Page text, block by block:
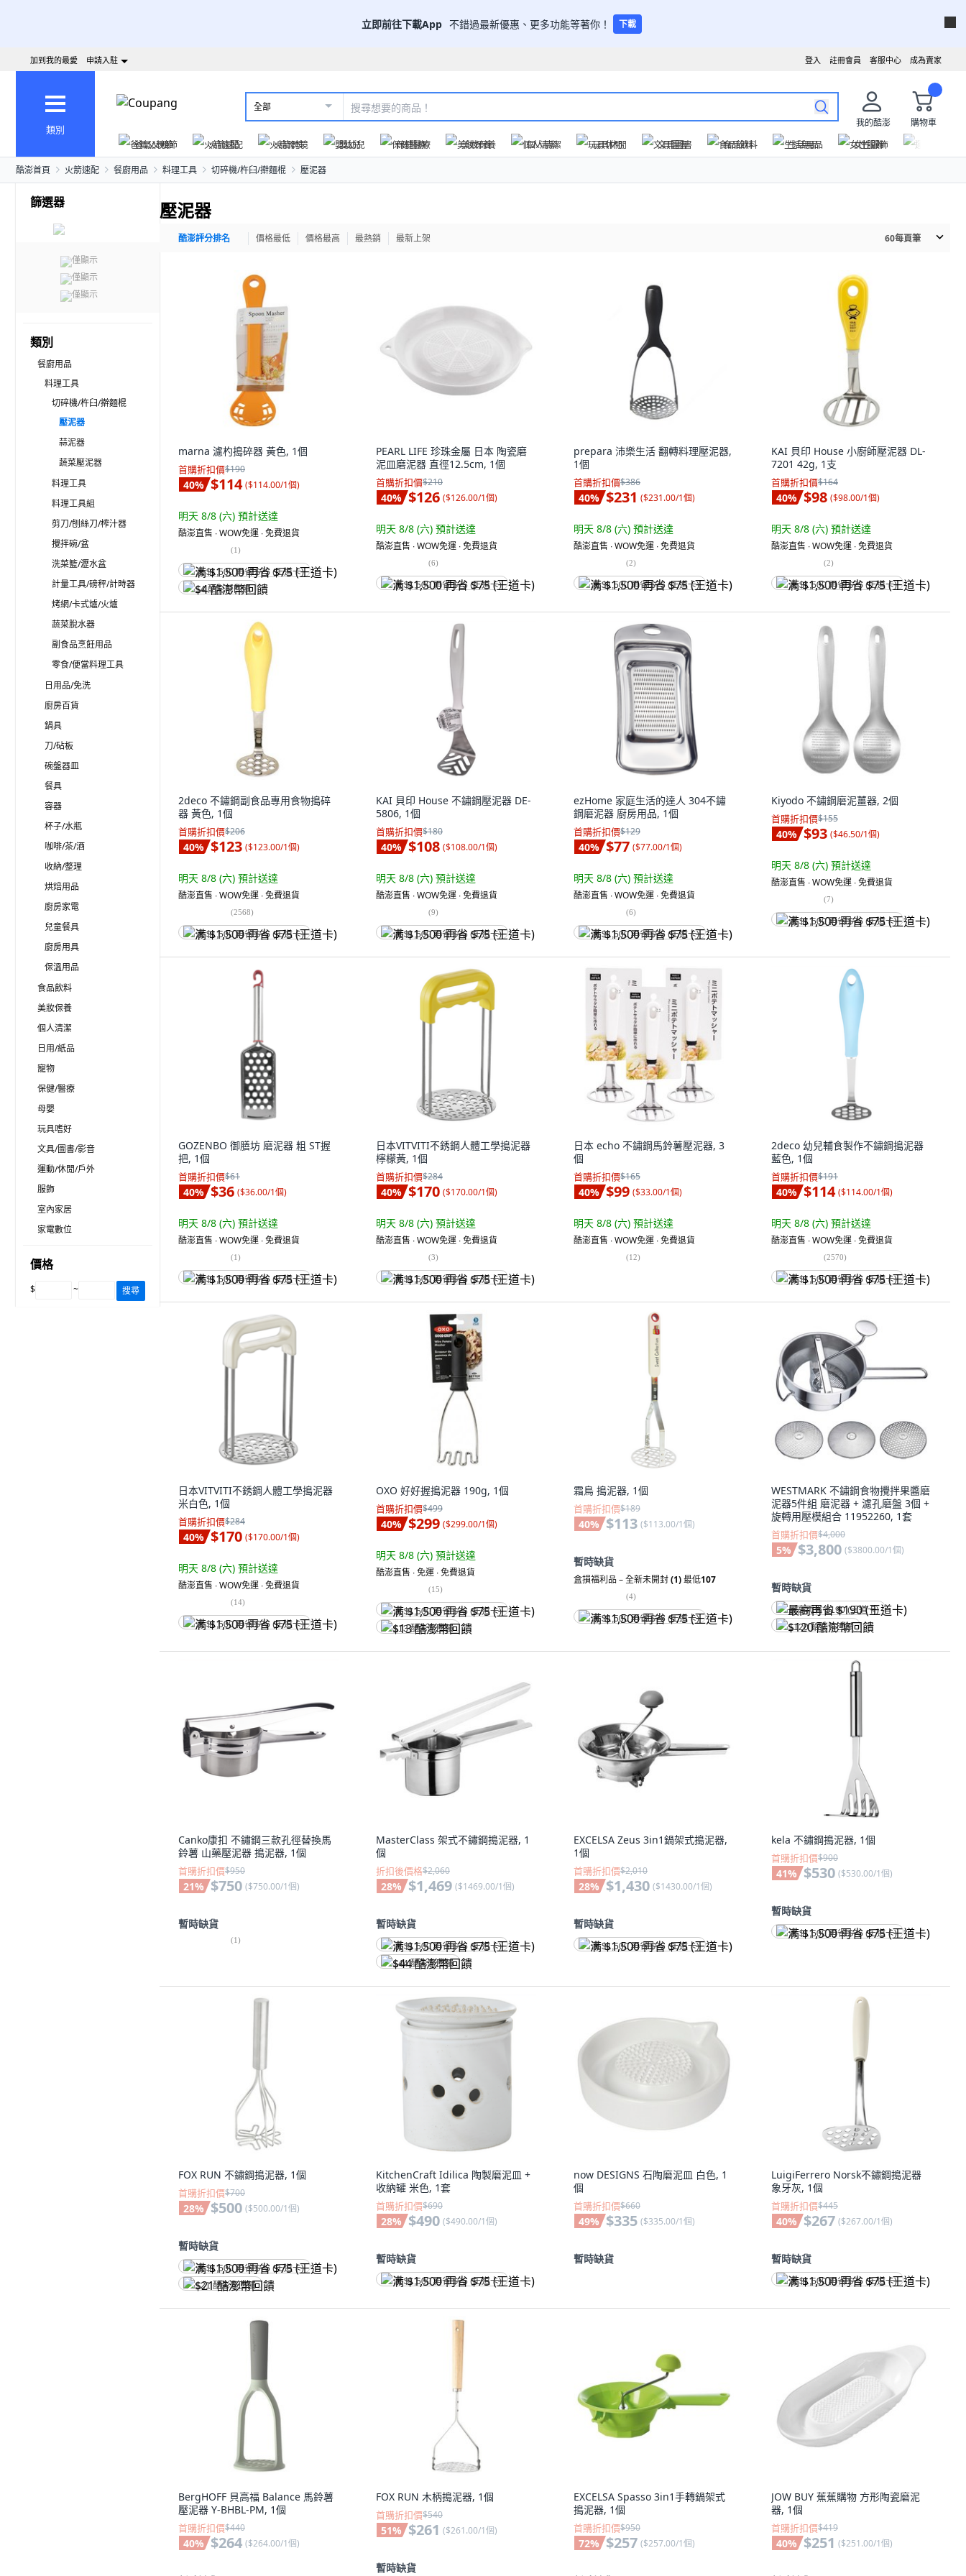
立即前往下載App 不錯過最新優惠、更多功能等著你！ 下載
成為賣家
客服中心
註冊會員
登入
加到我的最愛 申請入駐
類別
全部
我的酷澎
購物車
爸氣父親節
火箭速配 火箭跨境 嬰幼兒 保健醫療 美妝保養 個人清潔 玩具休閒 文具圖書 食品飲料 生活用品 女性服飾
酷澎首頁 火箭速配 餐廚用品 料理工具 切碎機/杵臼/擀麵棍 壓泥器
篩選器
僅顯示
僅顯示
僅顯示
類別
餐廚用品
料理工具
切碎機/杵臼/擀麵棍
壓泥器
蒜泥器
蔬菜壓泥器
料理工具
料理工具組
剪刀/刨絲刀/榨汁器
攪拌碗/盆
洗菜籃/瀝水盆
計量工具/磅秤/計時器
烤網/卡式爐/火爐
蔬菜脫水器
副食品烹飪用品
零食/便當料理工具
日用品/免洗
廚房百貨
鍋具
刀/砧板
碗盤器皿
餐具
容器
杯子/水瓶
咖啡/茶/酒
收納/整理
烘焙用品
廚房家電
兒童餐具
廚房用具
保溫用品
食品飲料
美妝保養
個人清潔
日用/紙品
寵物
保健/醫療
母嬰
玩具嗜好
文具/圖書/影音
運動/休閒/戶外
服飾
室內家居
家電數位
價格
$ ~ 搜尋
壓泥器
酷澎評分排名 價格最低 價格最高 最熱銷 最新上架 60每頁筆
marna 濾杓搗碎器 黃色, 1個
首購折扣價$190
40% $114 ($114.00/1個)
明天 8/8 (六) 預計送達
酷澎直售 ∙ WOW免運 ∙ 免費退貨
(1)
满 $1,500 再省 $75 (王道卡)
$4 酷澎幣回饋
PEARL LIFE 珍珠金屬 日本 陶瓷磨
泥皿磨泥器 直徑12.5cm, 1個
首購折扣價$210
40% $126 ($126.00/1個)
明天 8/8 (六) 預計送達
酷澎直售 ∙ WOW免運 ∙ 免費退貨
(6)
满 $1,500 再省 $75 (王道卡)
prepara 沛樂生活 翻轉料理壓泥器,
1個
首購折扣價$386
40% $231 ($231.00/1個)
明天 8/8 (六) 預計送達
酷澎直售 ∙ WOW免運 ∙ 免費退貨
(2)
满 $1,500 再省 $75 (王道卡)
KAI 貝印 House 小廚師壓泥器 DL-
7201 42g, 1支
首購折扣價$164
40% $98 ($98.00/1個)
明天 8/8 (六) 預計送達
酷澎直售 ∙ WOW免運 ∙ 免費退貨
(2)
满 $1,500 再省 $75 (王道卡)
2deco 不鏽鋼副食品專用食物搗碎
器 黃色, 1個
首購折扣價$206
40% $123 ($123.00/1個)
明天 8/8 (六) 預計送達
酷澎直售 ∙ WOW免運 ∙ 免費退貨
(2568)
满 $1,500 再省 $75 (王道卡)
KAI 貝印 House 不鏽鋼壓泥器 DE-
5806, 1個
首購折扣價$180
40% $108 ($108.00/1個)
明天 8/8 (六) 預計送達
酷澎直售 ∙ WOW免運 ∙ 免費退貨
(9)
满 $1,500 再省 $75 (王道卡)
ezHome 家庭生活的達人 304不鏽
鋼磨泥器 廚房用品, 1個
首購折扣價$129
40% $77 ($77.00/1個)
明天 8/8 (六) 預計送達
酷澎直售 ∙ WOW免運 ∙ 免費退貨
(6)
满 $1,500 再省 $75 (王道卡)
Kiyodo 不鏽鋼磨泥薑器, 2個
首購折扣價$155
40% $93 ($46.50/1個)
明天 8/8 (六) 預計送達
酷澎直售 ∙ WOW免運 ∙ 免費退貨
(7)
满 $1,500 再省 $75 (王道卡)
GOZENBO 御膳坊 磨泥器 粗 ST握
把, 1個
首購折扣價$61
40% $36 ($36.00/1個)
明天 8/8 (六) 預計送達
酷澎直售 ∙ WOW免運 ∙ 免費退貨
(1)
满 $1,500 再省 $75 (王道卡)
日本VITVITI不銹鋼人體工學搗泥器
檸檬黃, 1個
首購折扣價$284
40% $170 ($170.00/1個)
明天 8/8 (六) 預計送達
酷澎直售 ∙ WOW免運 ∙ 免費退貨
(3)
满 $1,500 再省 $75 (王道卡)
日本 echo 不鏽鋼馬鈴薯壓泥器, 3
個
首購折扣價$165
40% $99 ($33.00/1個)
明天 8/8 (六) 預計送達
酷澎直售 ∙ WOW免運 ∙ 免費退貨
(12)
2deco 幼兒輔食製作不鏽鋼搗泥器
藍色, 1個
首購折扣價$191
40% $114 ($114.00/1個)
明天 8/8 (六) 預計送達
酷澎直售 ∙ WOW免運 ∙ 免費退貨
(2570)
满 $1,500 再省 $75 (王道卡)
日本VITVITI不銹鋼人體工學搗泥器
米白色, 1個
首購折扣價$284
40% $170 ($170.00/1個)
明天 8/8 (六) 預計送達
酷澎直售 ∙ WOW免運 ∙ 免費退貨
(14)
满 $1,500 再省 $75 (王道卡)
OXO 好好握搗泥器 190g, 1個
首購折扣價$499
40% $299 ($299.00/1個)
明天 8/8 (六) 預計送達
酷澎直售 ∙ 免運 ∙ 免費退貨
(15)
满 $1,500 再省 $75 (王道卡)
$13 酷澎幣回饋
霜鳥 搗泥器, 1個
首購折扣價$189
40% $113 ($113.00/1個)
暫時缺貨
盒損福利品 – 全新未開封(1)最低107
(4)
满 $1,500 再省 $75 (王道卡)
WESTMARK 不鏽鋼食物攪拌果醬磨
泥器5件組 磨泥器 + 濾孔磨盤 3個 +
旋轉用壓模組合 11952260, 1套
首購折扣價$4,000
5% $3,800 ($3800.00/1個)
暫時缺貨
最高再省 $190 (王道卡)
$120 酷澎幣回饋
Canko康扣 不鏽鋼三款孔徑替換馬
鈴薯 山藥壓泥器 搗泥器, 1個
首購折扣價$950
21% $750 ($750.00/1個)
暫時缺貨
(1)
MasterClass 架式不鏽鋼搗泥器, 1
個
折扣後價格$2,060
28% $1,469 ($1469.00/1個)
暫時缺貨
满 $1,500 再省 $75 (王道卡)
$44 酷澎幣回饋
EXCELSA Zeus 3in1鍋架式搗泥器,
1個
首購折扣價$2,010
28% $1,430 ($1430.00/1個)
暫時缺貨
满 $1,500 再省 $75 (王道卡)
kela 不鏽鋼搗泥器, 1個
首購折扣價$900
41% $530 ($530.00/1個)
暫時缺貨
满 $1,500 再省 $75 (王道卡)
FOX RUN 不鏽鋼搗泥器, 1個
首購折扣價$700
28% $500 ($500.00/1個)
暫時缺貨
满 $1,500 再省 $75 (王道卡)
$21 酷澎幣回饋
KitchenCraft Idilica 陶製磨泥皿 +
收納罐 米色, 1套
首購折扣價$690
28% $490 ($490.00/1個)
暫時缺貨
满 $1,500 再省 $75 (王道卡)
now DESIGNS 石陶磨泥皿 白色, 1
個
首購折扣價$660
49% $335 ($335.00/1個)
暫時缺貨
LuigiFerrero Norsk不鏽鋼搗泥器
象牙灰, 1個
首購折扣價$445
40% $267 ($267.00/1個)
暫時缺貨
满 $1,500 再省 $75 (王道卡)
BergHOFF 貝高福 Balance 馬鈴薯
壓泥器 Y-BHBL-PM, 1個
首購折扣價$440
40% $264 ($264.00/1個)
FOX RUN 木柄搗泥器, 1個
首購折扣價$540
51% $261 ($261.00/1個)
暫時缺貨
EXCELSA Spasso 3in1手轉鍋架式
搗泥器, 1個
首購折扣價$950
72% $257 ($257.00/1個)
JOW BUY 蕉蕉購物 方形陶瓷磨泥
器, 1個
首購折扣價$419
40% $251 ($251.00/1個)